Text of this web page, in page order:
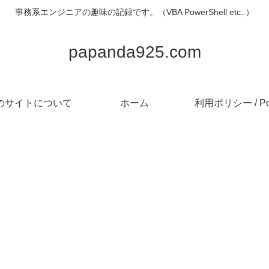
事務系エンジニアの趣味の記録です。（VBA PowerShell etc..）
papanda925.com
サイトについて ホーム 利用ポリシー /